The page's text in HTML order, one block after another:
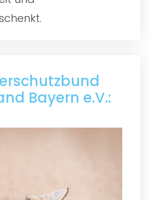
Bayern e.V.: